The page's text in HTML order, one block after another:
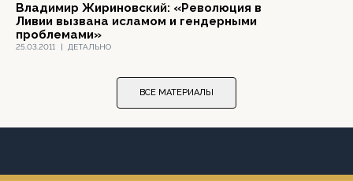
25.03.2011 | ДЕТАЛЬНО
Владимир Жириновский: «Революция в
Ливии вызвана исламом и гендерными
проблемами»
ВСЕ МАТЕРИАЛЫ